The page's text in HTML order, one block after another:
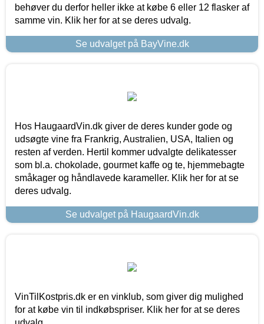
behøver du derfor heller ikke at købe 6 eller 12 flasker af
samme vin. Klik her for at se deres udvalg.
Se udvalget på BayVine.dk
Hos HaugaardVin.dk giver de deres kunder gode og
udsøgte vine fra Frankrig, Australien, USA, Italien og
resten af verden. Hertil kommer udvalgte delikatesser
som bl.a. chokolade, gourmet kaffe og te, hjemmebagte
småkager og håndlavede karameller. Klik her for at se
deres udvalg.
Se udvalget på HaugaardVin.dk
VinTilKostpris.dk er en vinklub, som giver dig mulighed
for at købe vin til indkøbspriser. Klik her for at se deres